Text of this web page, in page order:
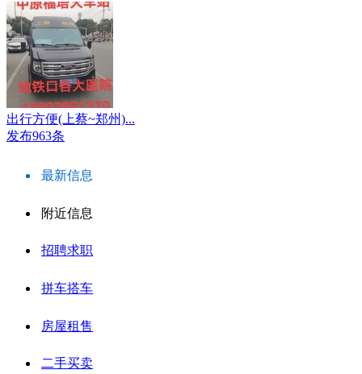
出行方便(上蔡~郑州)...
发布963条
最新信息
附近信息
招聘求职
拼车搭车
房屋租售
二手买卖